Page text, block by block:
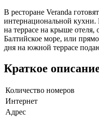
В ресторане Veranda
интернациональной кухни.
на террасе на крыше отеля,
Балтийское море, или
дня на южной террасе
Краткое
Количество номеров
Интернет
Адрес